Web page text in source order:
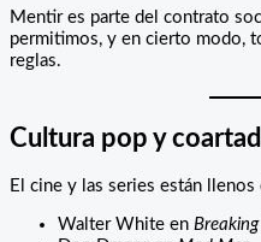
Mentir es parte del contrato
permitimos, y en cierto modo,
reglas.
Cultura pop y
El cine y las series están
Walter White en